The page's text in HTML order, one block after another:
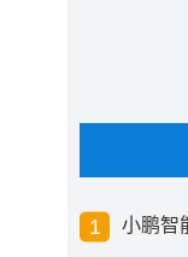
小鹏智能